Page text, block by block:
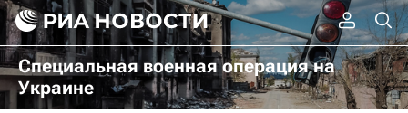
Специальная военная операция на
Украине